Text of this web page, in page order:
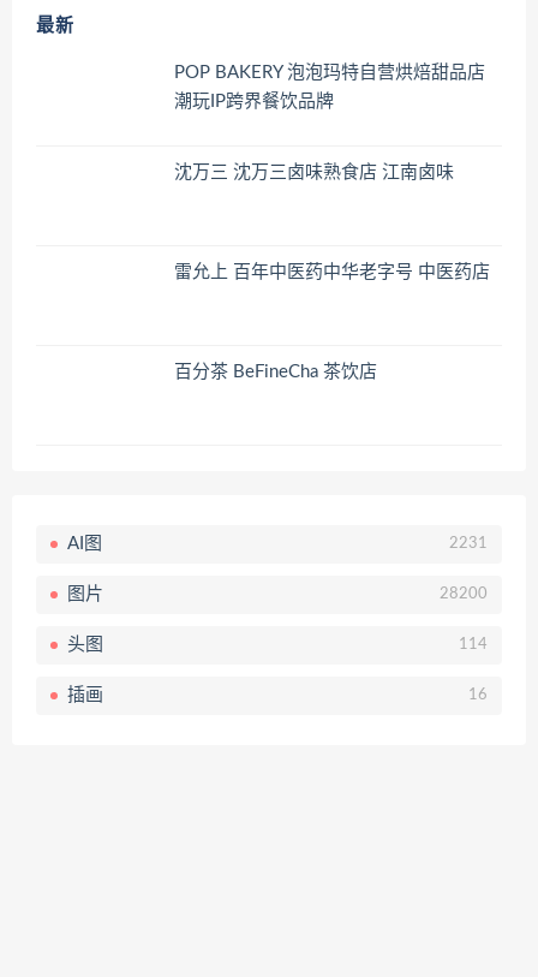
最新
POP BAKERY 泡泡玛特自营烘焙甜品店
潮玩IP跨界餐饮品牌
沈万三 沈万三卤味熟食店 江南卤味
雷允上 百年中医药中华老字号 中医药店
百分茶 BeFineCha 茶饮店
AI图 2231
图片 28200
头图 114
插画 16